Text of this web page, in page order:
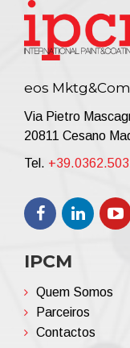
eos
Via Pietro
20811 Cesano
Tel.
IPCM
Quem Somos
Parceiros
Contactos